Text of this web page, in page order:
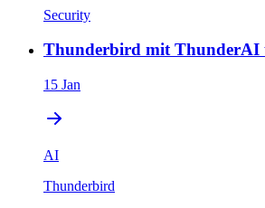
Security
Thunderbird mit ThunderAI
15 Jan
AI
Thunderbird